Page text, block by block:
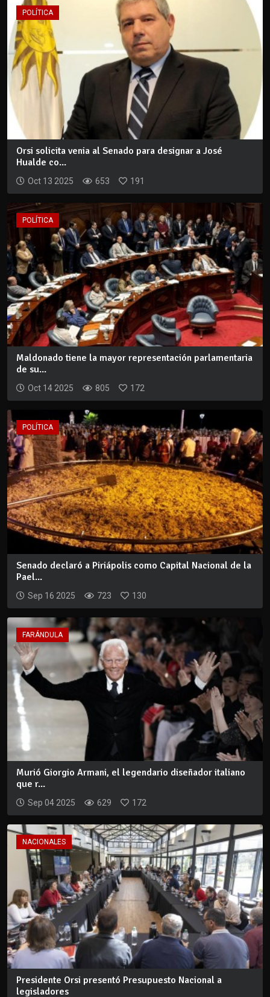
POLÍTICA
Orsi solicita venia al Senado para designar a José
Hualde co...
Oct 13 2025 653 191
POLÍTICA
Maldonado tiene la mayor representación parlamentaria
de su...
Oct 14 2025 805 172
POLÍTICA
Senado declaró a Piriápolis como Capital Nacional de la
Pael...
Sep 16 2025 723 130
FARÁNDULA
Murió Giorgio Armani, el legendario diseñador italiano
que r...
Sep 04 2025 629 172
NACIONALES
Presidente Orsi presentó Presupuesto Nacional a
legisladores